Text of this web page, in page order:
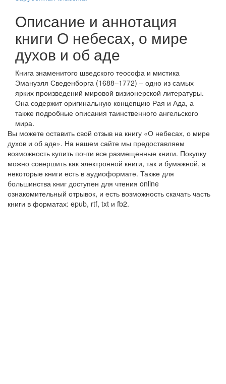
Описание и аннотация
книги О небесах, о мире
духов и об аде
Книга знаменитого шведского теософа и мистика
Эмануэля Сведенборга (1688–1772) – одно из самых
ярких произведений мировой визионерской литературы.
Она содержит оригинальную концепцию Рая и Ада, а
также подробные описания таинственного ангельского
мира.
Вы можете оставить свой отзыв на книгу «О небесах, о мире
духов и об аде». На нашем сайте мы предоставляем
возможность купить почти все размещенные книги. Покупку
можно совершить как электронной книги, так и бумажной, а
некоторые книги есть в аудиоформате. Также для
большинства книг доступен для чтения online
ознакомительный отрывок, и есть возможность скачать часть
книги в форматах: epub, rtf, txt и fb2.